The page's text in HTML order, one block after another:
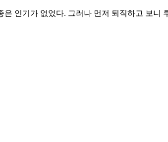
인기가 없었다. 그러나 먼저 퇴직하고 보니